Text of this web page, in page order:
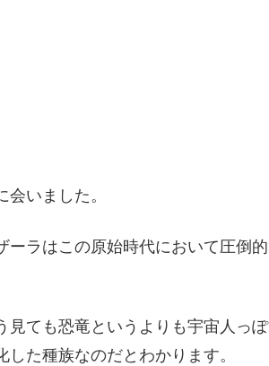
いました。
ーラはこの原始時代において圧倒的
見ても恐竜というよりも宇宙人っぽ
た種族なのだとわかります。